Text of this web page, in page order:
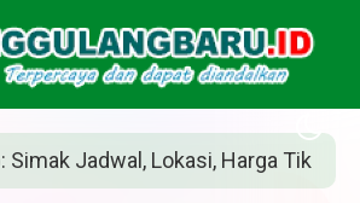
Jadwal, Lokasi, Harga Tiket, dan